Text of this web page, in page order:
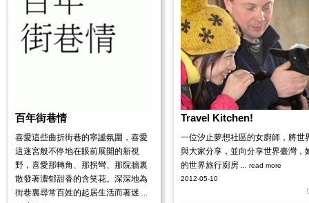
百年街巷情
喜愛這些曲折街巷的寧謐氛圍，喜愛
這迷宮般不停地在眼前展開的新視
野，喜愛那轉角、那拐彎、那院牆裏
散發著濃郁甜香的含笑花。深深地為
街巷裏尋常百姓的起居生活而著迷
Travel Kitchen!
一位汐止夢想社區的女廚師，將世
與大家分享，並向分享世界臺灣，
的世界旅行廚房
... read more
2012-05-10